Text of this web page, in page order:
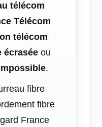
télécom
Télécom
télécom
écrasée ou
.
fibre
fibre
France